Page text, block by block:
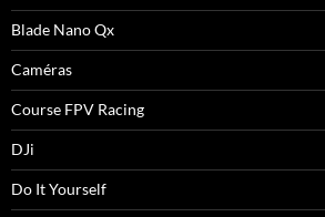
Blade Nano Qx
Caméras
Course FPV Racing
DJi
Do It Yourself